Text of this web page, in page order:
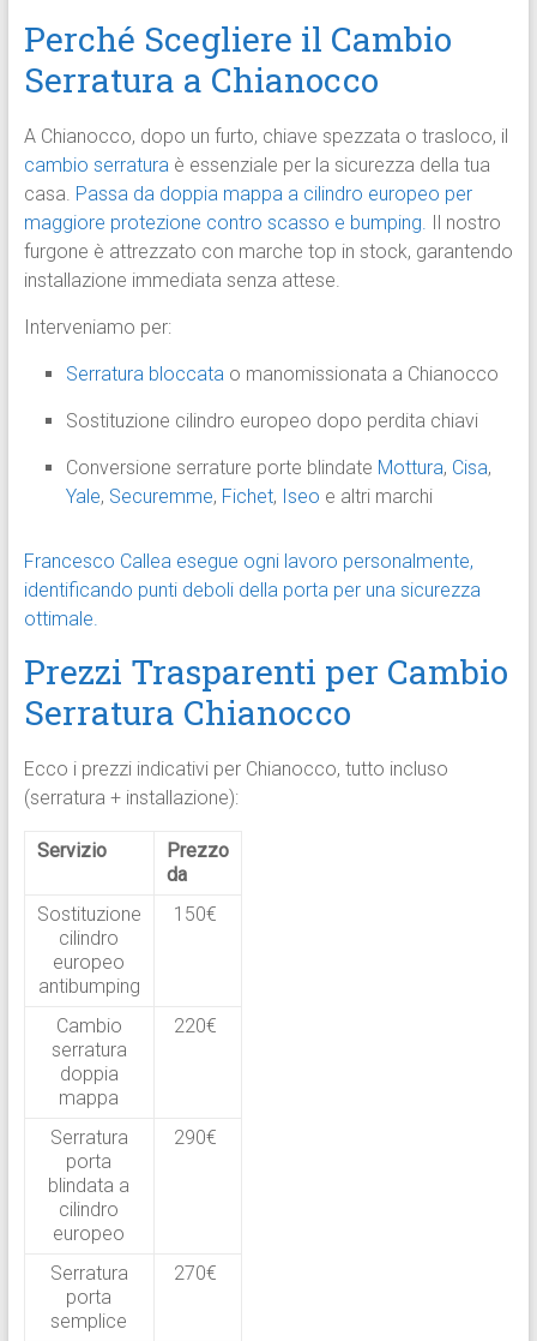
Perché Scegliere il Cambio
Serratura a Chianocco
A Chianocco, dopo un furto, chiave spezzata o trasloco, il
cambio serraturaè essenziale per la sicurezza della tua
casa. Passa da doppia mappa a cilindro europeo per
maggiore protezione contro scasso e bumping. Il nostro
furgone è attrezzato con marche top in stock, garantendo
installazione immediata senza attese.
Interveniamo per:
Serratura bloccatao manomissionata a Chianocco
Sostituzione cilindro europeo dopo perdita chiavi
Conversione serrature porte blindate Mottura, Cisa,
Yale, Securemme, Fichet, Iseo e altri marchi
Francesco Callea esegue ogni lavoro personalmente,
identificando punti deboli della porta per una sicurezza
ottimale.
Prezzi Trasparenti per Cambio
Serratura Chianocco
Ecco i prezzi indicativi per Chianocco, tutto incluso
(serratura + installazione):
Servizio
Prezzo
da
Sostituzione
cilindro
europeo
antibumping
150€
Cambio
serratura
doppia
mappa
220€
Serratura
porta
blindata a
cilindro
europeo
290€
Serratura
porta
semplice
270€